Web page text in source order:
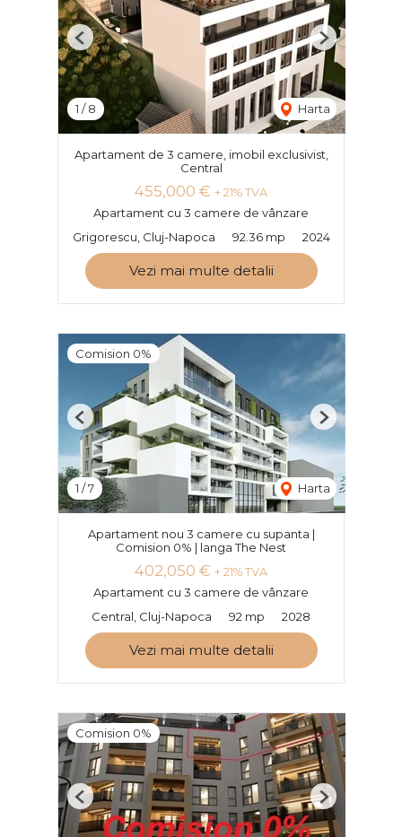
1 /8 Harta
Previous Next
Apartament de 3 camere, imobil exclusivist,
Central
455,000 € + 21% TVA
Apartament cu 3 camere de vânzare
Grigorescu, Cluj-Napoca
92.36 mp 2024
Vezi mai multe detalii
Comision 0%
1 /7 Harta
Previous Next
Apartament nou 3 camere cu supanta |
Comision 0% | langa The Nest
402,050 € + 21% TVA
Apartament cu 3 camere de vânzare
Central, Cluj-Napoca
92 mp 2028
Vezi mai multe detalii
Comision 0%
Previous Next